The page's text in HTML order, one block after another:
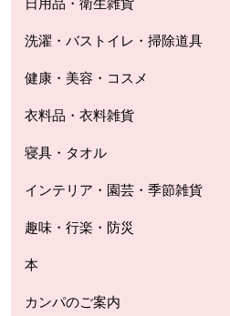
日用品・衛生雑貨
洗濯・バストイレ・掃除道具
健康・美容・コスメ
衣料品・衣料雑貨
寝具・タオル
インテリア・園芸・季節雑貨
趣味・行楽・防災
本
カンパのご案内